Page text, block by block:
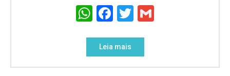
WhatsApp
Facebook
Twitter
Leia mais